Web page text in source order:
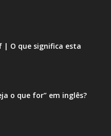
| O que significa esta
o que for” em inglês?